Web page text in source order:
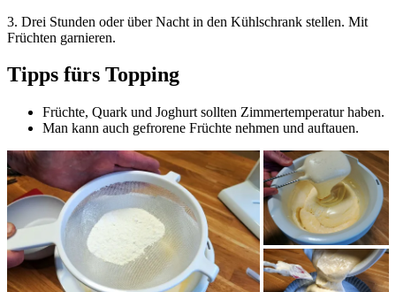
3. Drei Stunden oder über Nacht in den Kühlschrank stellen. Mit
Früchten garnieren.
Tipps fürs Topping
Früchte, Quark und Joghurt sollten Zimmertemperatur haben.
Man kann auch gefrorene Früchte nehmen und auftauen.